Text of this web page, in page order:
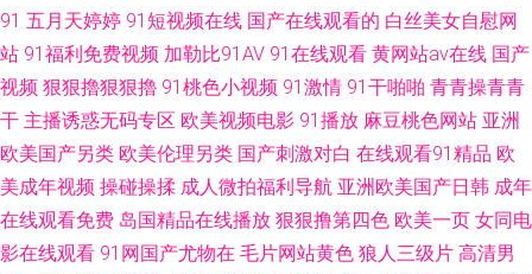
91 五月天婷婷 91短视频在线 国产在线观看的 白丝美女自慰网
站 91福利免费视频 加勒比91AV 91在线观看 黄网站av在线 国产
视频 狠狠擼狠狠擼 91桃色小视频 91激情 91干啪啪 青青操青青
干 主播诱惑无码专区 欧美视频电影 91播放 麻豆桃色网站 亚洲
欧美国产另类 欧美伦理另类 国产刺激对白 在线观看91精品 欧
美成年视频 操碰操揉 成人微拍福利导航 亚洲欧美国产日韩 成年
在线观看免费 岛国精品在线播放 狠狠撸第四色 欧美一页 女同电
影在线观看 91网国产尤物在 毛片网站黄色 狼人三级片 高清男